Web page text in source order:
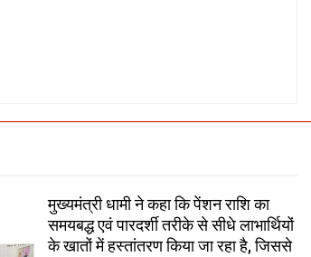
मुख्यमंत्री धामी ने कहा कि पेंशन राशि का
समयबद्ध एवं पारदर्शी तरीके से सीधे लाभार्थियों
के खातों में हस्तांतरण किया जा रहा है, जिससे